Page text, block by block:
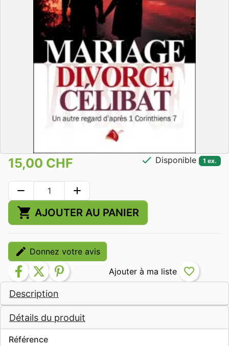
Description
Détails du produit
Référence
15,00 CHF check Disponible 1 ex.
remove add
shopping_cart AJOUTER AU PANIER
edit Donnez votre avis
facebook twitter pinterest favorite_border